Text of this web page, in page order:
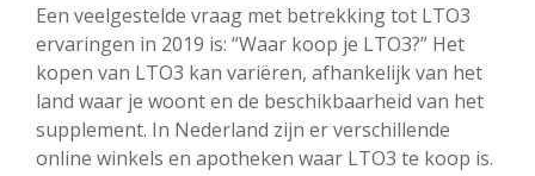
Een veelgestelde vraag met betrekking tot LTO3
ervaringen in 2019 is: “Waar koop je LTO3?” Het
kopen van LTO3 kan variëren, afhankelijk van het
land waar je woont en de beschikbaarheid van het
supplement. In Nederland zijn er verschillende
online winkels en apotheken waar LTO3 te koop is.